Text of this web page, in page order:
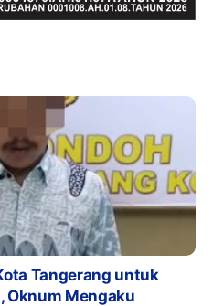
Tangerang untuk
Oknum Mengaku